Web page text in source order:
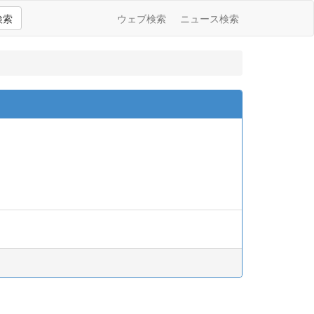
索 ウェブ検索 ニュース検索